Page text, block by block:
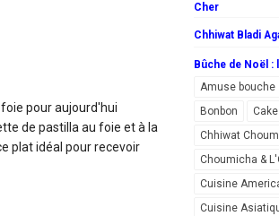
pour aujourd'hui
de pastilla au foie et à la
plat idéal pour recevoir
Cher
Chhiwat Bladi
Bûche de Noël :
Amuse bouche
Bonbon
Cake
Chhiwat
Choumicha &
Cuisine
Cuisine